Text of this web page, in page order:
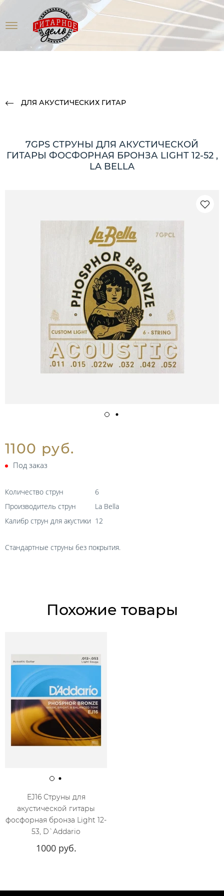
ДЛЯ АКУСТИЧЕСКИХ ГИТАР
7GPS СТРУНЫ ДЛЯ АКУСТИЧЕСКОЙ
ГИТАРЫ ФОСФОРНАЯ БРОНЗА LIGHT 12-52 ,
LA BELLA
1100 руб.
Под заказ
Количество струн
6
Производитель струн
La Bella
Калибр струн для акустики 12
Стандартные струны без покрытия.
Похожие товары
EJ16 Струны для
акустической гитары
фосфорная бронза Light 12-
53, D`Addario
1000 руб.